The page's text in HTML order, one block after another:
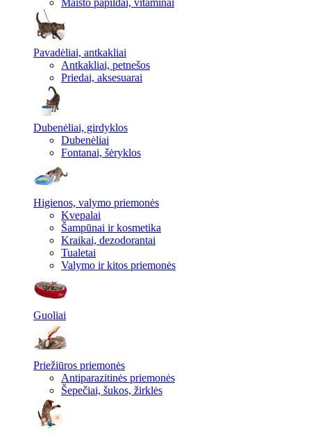
Maisto papildai, vitaminai
Pavadėliai, antkakliai
Antkakliai, petnešos
Priedai, aksesuarai
Dubenėliai, girdyklos
Dubenėliai
Fontanai, šėryklos
Higienos, valymo priemonės
Kvepalai
Šampūnai ir kosmetika
Kraikai, dezodorantai
Tualetai
Valymo ir kitos priemonės
Guoliai
Priežiūros priemonės
Antiparazitinės priemonės
Šepečiai, šukos, žirklės